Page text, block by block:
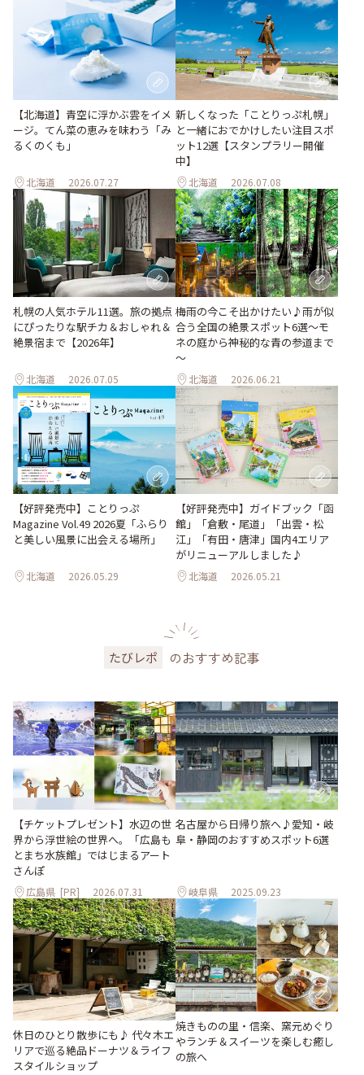
【北海道】青空に浮かぶ雲をイメ
ージ。てん菜の恵みを味わう「み
るくのくも」
北海道 2026.07.27
新しくなった「ことりっぷ札幌」
と一緒におでかけしたい注目スポ
ット12選【スタンプラリー開催
中】
北海道 2026.07.08
札幌の人気ホテル11選。旅の拠点
にぴったりな駅チカ＆おしゃれ＆
絶景宿まで【2026年】
北海道 2026.07.05
梅雨の今こそ出かけたい♪雨が似
合う全国の絶景スポット6選～モ
ネの庭から神秘的な青の参道まで
～
北海道 2026.06.21
【好評発売中】ことりっぷ
Magazine Vol.49 2026夏「ふらり
と美しい風景に出会える場所」
北海道 2026.05.29
【好評発売中】ガイドブック「函
館」「倉敷・尾道」「出雲・松
江」「有田・唐津」国内4エリア
がリニューアルしました♪
北海道 2026.05.21
たびレポ のおすすめ記事
【チケットプレゼント】水辺の世
界から浮世絵の世界へ。「広島も
とまち水族館」ではじまるアート
さんぽ
広島県 [PR] 2026.07.31
名古屋から日帰り旅へ♪愛知・岐
阜・静岡のおすすめスポット6選
岐阜県 2025.09.23
休日のひとり散歩にも♪ 代々木エ
リアで巡る絶品ドーナツ＆ライフ
スタイルショップ
焼きものの里・信楽、窯元めぐり
やランチ＆スイーツを楽しむ癒し
の旅へ